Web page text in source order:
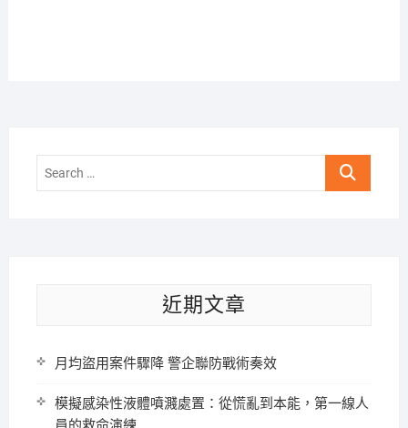
Search
近期文章
月均盜用案件驟降 警企聯防戰術奏效
模擬感染性液體噴濺處置：從慌亂到本能，第一線人